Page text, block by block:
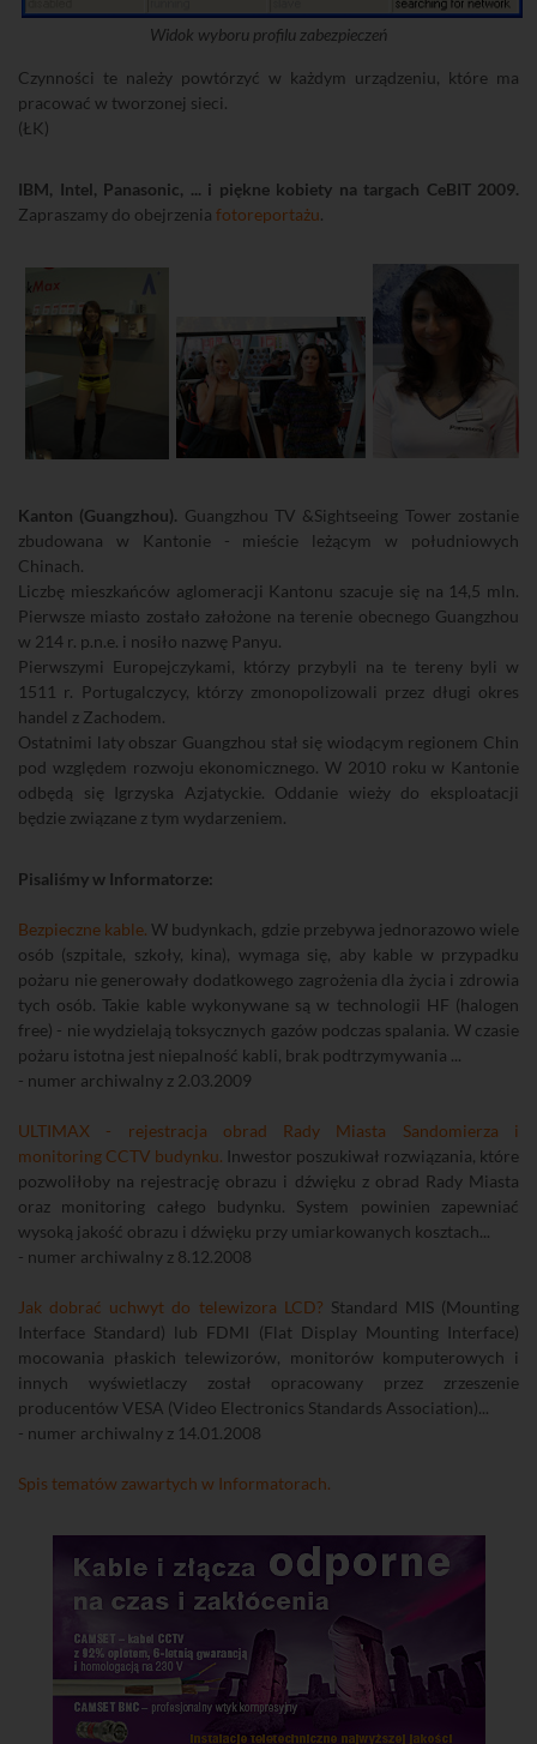
Widok wyboru profilu zabezpieczeń
Czynności te należy powtórzyć w każdym urządzeniu, które ma
pracować w tworzonej sieci.
(ŁK)
IBM, Intel, Panasonic, ... i piękne kobiety na targach CeBIT 2009.
Zapraszamy do obejrzenia fotoreportażu.
Kanton (Guangzhou). Guangzhou TV &Sightseeing Tower zostanie
zbudowana w Kantonie - mieście leżącym w południowych
Chinach.
Liczbę mieszkańców aglomeracji Kantonu szacuje się na 14,5 mln.
Pierwsze miasto zostało założone na terenie obecnego Guangzhou
w 214 r. p.n.e. i nosiło nazwę Panyu.
Pierwszymi Europejczykami, którzy przybyli na te tereny byli w
1511 r. Portugalczycy, którzy zmonopolizowali przez długi okres
handel z Zachodem.
Ostatnimi laty obszar Guangzhou stał się wiodącym regionem Chin
pod względem rozwoju ekonomicznego. W 2010 roku w Kantonie
odbędą się Igrzyska Azjatyckie. Oddanie wieży do eksploatacji
będzie związane z tym wydarzeniem.
Pisaliśmy w Informatorze:
Bezpieczne kable. W budynkach, gdzie przebywa jednorazowo wiele
osób (szpitale, szkoły, kina), wymaga się, aby kable w przypadku
pożaru nie generowały dodatkowego zagrożenia dla życia i zdrowia
tych osób. Takie kable wykonywane są w technologii HF (halogen
free) - nie wydzielają toksycznych gazów podczas spalania. W czasie
pożaru istotna jest niepalność kabli, brak podtrzymywania ...
- numer archiwalny z 2.03.2009
ULTIMAX - rejestracja obrad Rady Miasta Sandomierza i
monitoring CCTV budynku. Inwestor poszukiwał rozwiązania, które
pozwoliłoby na rejestrację obrazu i dźwięku z obrad Rady Miasta
oraz monitoring całego budynku. System powinien zapewniać
wysoką jakość obrazu i dźwięku przy umiarkowanych kosztach...
- numer archiwalny z 8.12.2008
Jak dobrać uchwyt do telewizora LCD? Standard MIS (Mounting
Interface Standard) lub FDMI (Flat Display Mounting Interface)
mocowania płaskich telewizorów, monitorów komputerowych i
innych wyświetlaczy został opracowany przez zrzeszenie
producentów VESA (Video Electronics Standards Association)...
- numer archiwalny z 14.01.2008
Spis tematów zawartych w Informatorach.